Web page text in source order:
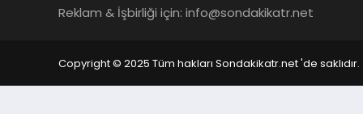
Reklam & İşbirliği için: info@sondakikatr.net
Copyright © 2025 Tüm hakları Sondakikatr.net 'de saklıdır.